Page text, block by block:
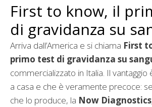
First to know, il
di gravidanza su
Arriva dall’America e si chiama First
primo test di gravidanza su
commercializzato in Italia. Il vantaggio
a casa e che è veramente precoce:
che lo produce, la Now